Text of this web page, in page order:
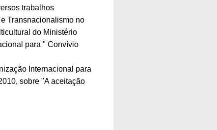
trabalhos
Transnacionalismo no
do Ministério
para " Convívio
Internacional para
sobre "A aceitação